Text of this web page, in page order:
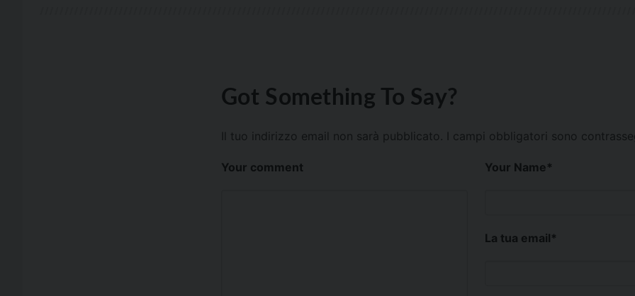
Got Something To Say?
Il tuo indirizzo email non sarà pubblicato. I campi obbligatori sono
Your comment Your Name*
La tua email*